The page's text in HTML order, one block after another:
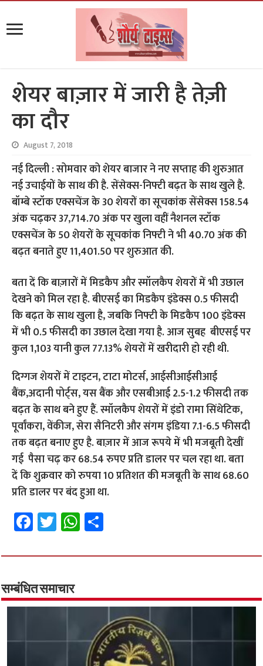
शेयर बाज़ार में जारी है तेज़ी
का दौर
August 7, 2018
नई दिल्ली : सोमवार को शेयर बाजार ने नए सप्ताह की शुरुआत
नई उचाईयों के साथ की है. सेंसेक्स-निफ्टी बढ़त के साथ खुले है.
बॉम्बे स्टॉक एक्सचेंज के 30 शेयरों का सूचकांक सेंसेक्स 158.54
अंक चढ़कर 37,714.70 अंक पर खुला वहीं नैशनल स्टॉक
एक्सचेंज के 50 शेयरों के सूचकांक निफ्टी ने भी 40.70 अंक की
बढ़त बनाते हुए 11,401.50 पर शुरुआत की.
बता दें कि बाज़ारों में मिडकैप और स्मॉलकैप शेयरों में भी उछाल
देखने को मिल रहा है. बीएसई का मिडकैप इंडेक्स 0.5 फीसदी
कि बढ़त के साथ खुला है, जबकि निफ्टी के मिडकैप 100 इंडेक्स
में भी 0.5 फीसदी का उछाल देखा गया है. आज सुबह बीएसई पर
कुल 1,103 यानी कुल 77.13% शेयरों में खरीदारी हो रही थी.
दिग्गज शेयरों में टाइटन, टाटा मोटर्स, आईसीआईसीआई
बैंक,अदानी पोर्ट्स, यस बैंक और एसबीआई 2.5-1.2 फीसदी तक
बढ़त के साथ बने हुए हैं. स्मॉलकैप शेयरों में इंडो रामा सिंथेटिक,
पूर्वांकरा, वेंकीज, सेरा सैनिटरी और संगम इंडिया 7.1-6.5 फीसदी
तक बढ़त बनाए हुए है. बाज़ार में आज रूपये में भी मजबूती देखीं
गई पैसा चढ़ कर 68.54 रुपए प्रति डालर पर चल रहा था. बता
दें कि शुक्रवार को रुपया 10 प्रतिशत की मजबूती के साथ 68.60
प्रति डालर पर बंद हुआ था.
Fa
ce
b
o
o
k
T
wi
tt
er
W
h
at
p
p
ar
सम्बंधित समाचार